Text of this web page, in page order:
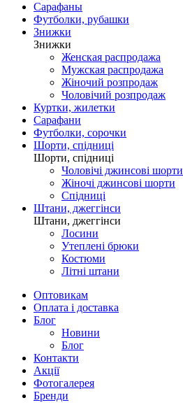
Сарафаны
Футболки, рубашки
Знижки
Знижки
Женская распродажа
Мужская распродажа
Жіночий розпродаж
Чоловічий розпродаж
Куртки, жилетки
Сарафани
Футболки, сорочки
Шорти, спідниці
Шорти, спідниці
Чоловічі джинсові шорти
Жіночі джинсові шорти
Спідниці
Штани, джеггінси
Штани, джеггінси
Лосини
Утеплені брюки
Костюми
Літні штани
Оптовикам
Оплата і доставка
Блог
Новини
Блог
Контакти
Акції
Фотогалерея
Бренди